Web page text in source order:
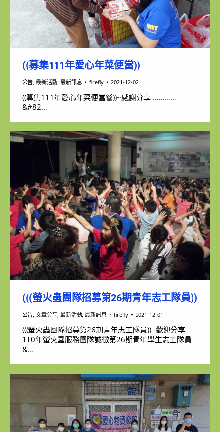
((募集111年愛心年菜便當))
公告, 最新活動, 最新訊息 firefly 2021-12-02
((募集111年愛心年菜便當餐))~感謝分享 …………
&#82…
(((螢火蟲團隊招募第26期青年志工隊員))
公告, 文章分享, 最新活動, 最新訊息 firefly 2021-12-01
(((螢火蟲團隊招募第26期青年志工隊員))~歡迎分享
110年螢火蟲服務團隊誠徵第26期青年學生志工隊員
&…